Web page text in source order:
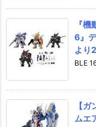
『
6』
より
BLE
【
ムエ